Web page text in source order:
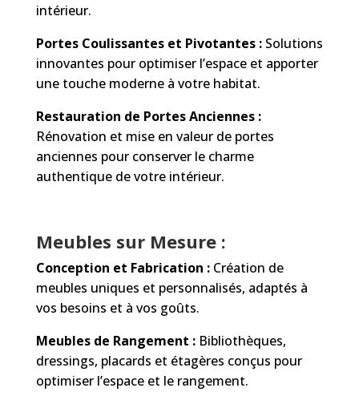
intérieur.
Portes Coulissantes et Pivotantes :Solutions
innovantes pour optimiser l’espace et apporter
une touche moderne à votre habitat.
Restauration de Portes Anciennes :
Rénovation et mise en valeur de portes
anciennes pour conserver le charme
authentique de votre intérieur.
Meubles sur Mesure :
Conception et Fabrication :Création de
meubles uniques et personnalisés, adaptés à
vos besoins et à vos goûts.
Meubles de Rangement :Bibliothèques,
dressings, placards et étagères conçus pour
optimiser l’espace et le rangement.